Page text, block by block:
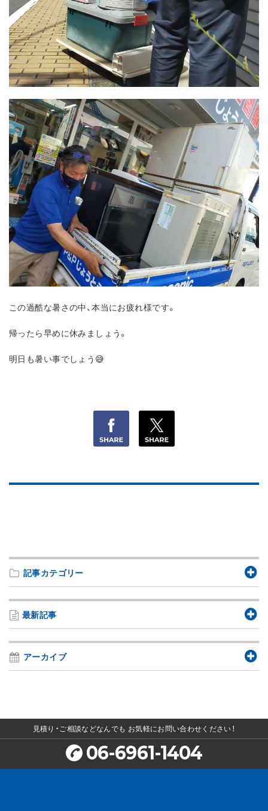
この過酷な暑さの中、本当にお疲れ様です。
帰ったら早めに休みましょう。
明日も暑い事でしょう😅
記事カテゴリー
最新記事
アーカイブ
見積り・ご相談などなんでも お気軽にお問い合わせください！
06-6961-1404